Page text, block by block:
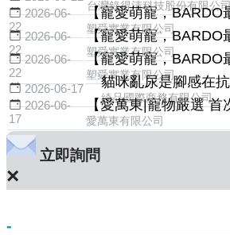
台灣錄得清科技股份有限公
2026-06-
22
【寵愛萌寵，BARDO
塑舜實業有限公司
2026-06-
22
【寵愛萌寵，BARDO
塑舜實業有限公司
2026-06-
22
【寵愛萌寵，BARDO
塑舜實業有限公司
2026-06-17 貓咪亂尿是腳感在
綺品國際商務有限公司
2026-06-
17
【愛萬東|寵物嚴選 首
愛萬東有限公司
立即詢問
×
-